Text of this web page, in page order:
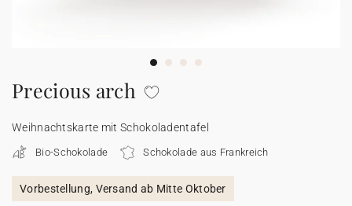
Aufkleber
Precious arch
Weihnachtskarte mit Schokoladentafel
Bio-Schokolade Schokolade aus Frankreich
Vorbestellung, Versand ab Mitte Oktober